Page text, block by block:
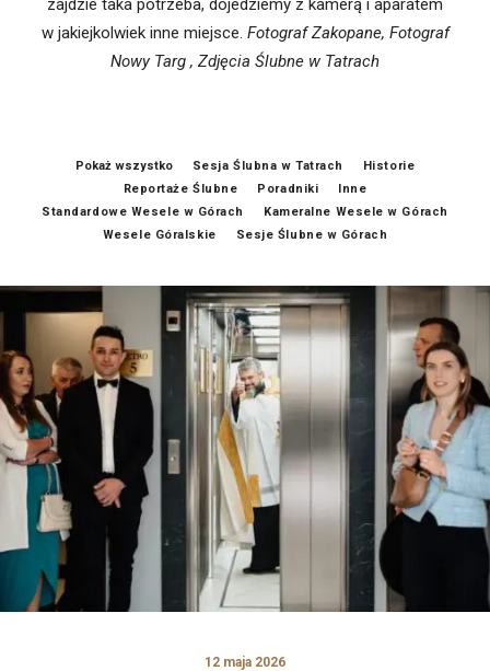
zajdzie taka potrzeba, dojedziemy z kamerą i aparatem
w jakiejkolwiek inne miejsce. Fotograf Zakopane, Fotograf
Nowy Targ , Zdjęcia Ślubne w Tatrach
Pokaż wszystko Sesja Ślubna w Tatrach
Historie
Reportaże Ślubne
Poradniki
Inne
Standardowe Wesele w Górach
Kameralne Wesele w Górach
Wesele Góralskie
Sesje Ślubne w Górach
12 maja 2026